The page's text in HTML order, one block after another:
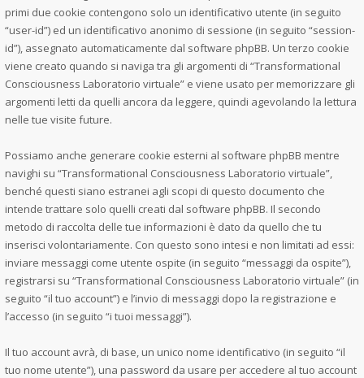
primi due cookie contengono solo un identificativo utente (in seguito
“user-id”) ed un identificativo anonimo di sessione (in seguito “session-
id”), assegnato automaticamente dal software phpBB. Un terzo cookie
viene creato quando si naviga tra gli argomenti di “Transformational
Consciousness Laboratorio virtuale” e viene usato per memorizzare gli
argomenti letti da quelli ancora da leggere, quindi agevolando la lettura
nelle tue visite future.
Possiamo anche generare cookie esterni al software phpBB mentre
navighi su “Transformational Consciousness Laboratorio virtuale”,
benché questi siano estranei agli scopi di questo documento che
intende trattare solo quelli creati dal software phpBB. Il secondo
metodo di raccolta delle tue informazioni è dato da quello che tu
inserisci volontariamente. Con questo sono intesi e non limitati ad essi:
inviare messaggi come utente ospite (in seguito “messaggi da ospite”),
registrarsi su “Transformational Consciousness Laboratorio virtuale” (in
seguito “il tuo account”) e l’invio di messaggi dopo la registrazione e
l’accesso (in seguito “i tuoi messaggi”).
Il tuo account avrà, di base, un unico nome identificativo (in seguito “il
tuo nome utente”), una password da usare per accedere al tuo account